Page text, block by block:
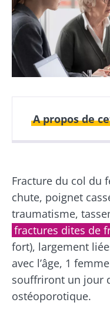
A propos de
Fracture du col du
chute, poignet
traumatisme,
fractures dites de
fort), largement
avec l’âge, 1
souffriront un jour
ostéoporotique.